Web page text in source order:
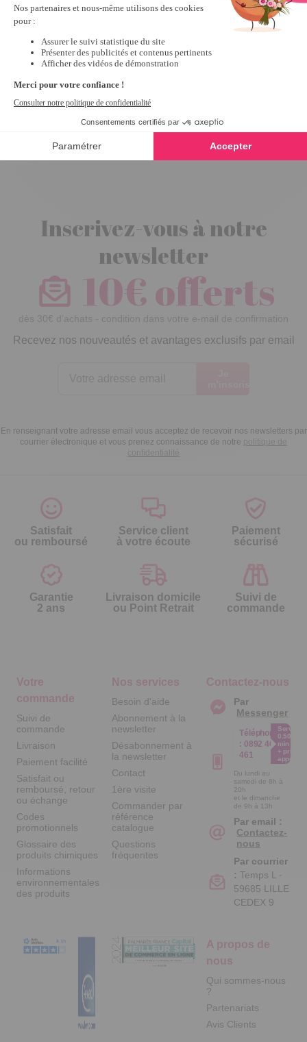
Inscrivez-vous à notre
newsletter
10€ offerts
dès 30€ d’achats - condition dans votre e-mail de confirmation
Recevez nos nouveautés et avantages exclusifs par email
En renseignant votre adresse email vous acceptez de recevoir nos newsletters par
courrier électronique et vous prenez connaissance de notre politique de
confidentialité
Satisfait
ou remboursé
Service client
à votre écoute
Paiement
sécurisé
Garantie
2 ans
Livraison domicile
ou Point Retrait
Suivi de
commande
Votre
commande
Suivi de
commande
Livraison
Paiement facilité
Satisfait ou
remboursé, retour
ou échange
Codes
promotionnels
Glossaire des
produits chimiques
Informations
environnementales
des produits
Nos services
Besoin d'aide
Abonnement à la
newsletter
Désabonnement à
la newsletter
Contact
1ère visite
Commander par
référence
catalogue
Questions
fréquentes
A propos de
nous
Qui sommes-nous
?
Partenariats
Avis Clients
Contactez-nous
Par
Messenger
Téléphone
: 0892 461
461
Service
0.50€ /
min
+ prix
appel
Du lundi au
samedi de 8h à
20h
et le dimanche
de 9h à 13h
Par email :
Contactez-
nous
Par courrier
: Temps L -
59685 LILLE
CEDEX 9